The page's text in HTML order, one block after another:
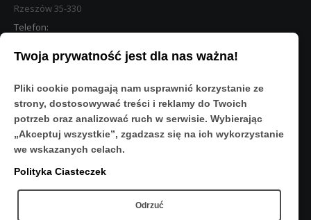
Rzeszów 35-330
Telefon:
STREFA KLIENTA
Moje konto
O Nas
Polityka prywatności
Regulamin
FAQ
OBSERWUJ NAS
Twoja prywatność jest dla nas ważna!
Pliki cookie pomagają nam usprawnić korzystanie ze
strony, dostosowywać treści i reklamy do Twoich
potrzeb oraz analizować ruch w serwisie. Wybierając
„Akceptuj wszystkie”, zgadzasz się na ich wykorzystanie
we wskazanych celach.
Polityka Ciasteczek
Odrzuć